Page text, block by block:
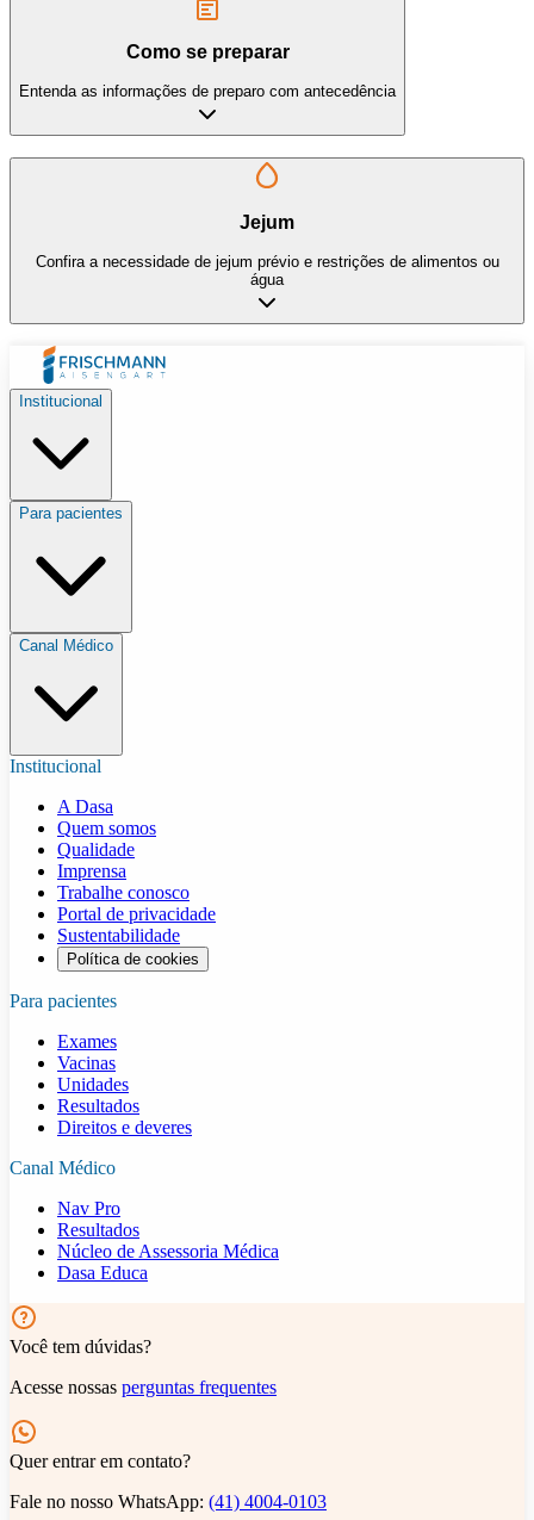
Como se preparar
Entenda as informações de preparo com antecedência
Jejum
Confira a necessidade de jejum prévio e restrições de alimentos ou
água
Institucional
Para pacientes
Canal Médico
Institucional
A Dasa
Quem somos
Qualidade
Imprensa
Trabalhe conosco
Portal de privacidade
Sustentabilidade
Política de cookies
Para pacientes
Exames
Vacinas
Unidades
Resultados
Direitos e deveres
Canal Médico
Nav Pro
Resultados
Núcleo de Assessoria Médica
Dasa Educa
Você tem dúvidas?
Acesse nossas perguntas frequentes
Quer entrar em contato?
Fale no nosso WhatsApp: (41) 4004-0103